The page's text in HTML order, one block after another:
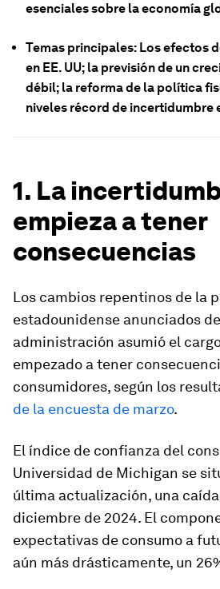
esenciales sobre la economía
Temas principales: Los efectos
en EE. UU; la previsión de un
débil; la reforma de la política
niveles récord de incertidumbre
1. La
empieza a tener
consecuencias
Los cambios repentinos de la
estadounidense anunciados
administración asumió el
empezado a tener
consumidores, según los
de la encuesta de marzo.
El índice de confianza del
Universidad de Michigan se
última actualización, una
diciembre de 2024. El
expectativas de consumo a
aún más drásticamente, un